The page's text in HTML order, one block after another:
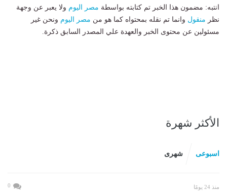
انتبه: مضمون هذا الخبر تم كتابته بواسطة مصر اليوم ولا يعبر عن وجهة
نظر منقول وانما تم نقله بمحتواه كما هو من مصر اليوم ونحن غير
مسئولين عن محتوى الخبر والعهدة علي المصدر السابق ذكرة.
الأكثر شهرة
اسبوعى شهرى
منذ 24 يومًا 0